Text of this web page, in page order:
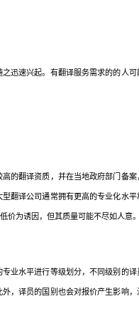
速兴起。有翻译服务需求的的人可
翻译资质，并在当地政府部门备案
翻译公司通常拥有更高的专业化水
为诱因，但其质量可能不尽如人意。
水平进行等级划分，不同级别的译
，译员的国别也会对报价产生影响